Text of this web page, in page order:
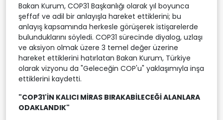
Bakan Kurum, COP31 Başkanlığı olarak yıl boyunca
şeffaf ve adil bir anlayışla hareket ettiklerini; bu
anlayış kapsamında herkesle görüşerek istişarelerde
bulunduklarını söyledi. COP31 sürecinde diyalog, uzlaşı
ve aksiyon olmak üzere 3 temel değer üzerine
hareket ettiklerini hatırlatan Bakan Kurum, Türkiye
olarak vizyonu da "Geleceğin COP'u" yaklaşımıyla inşa
ettiklerini kaydetti.
"COP31'İN KALICI MİRAS BIRAKABİLECEĞİ ALANLARA
ODAKLANDIK"